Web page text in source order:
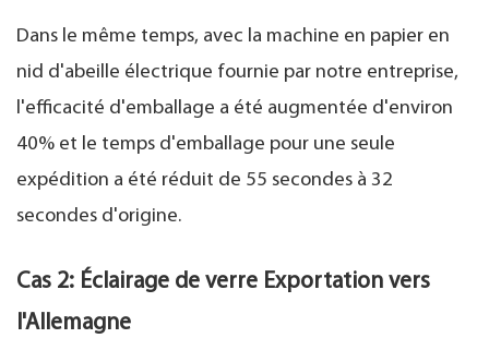
Dans le même temps, avec la machine en papier en
nid d'abeille électrique fournie par notre entreprise,
l'efficacité d'emballage a été augmentée d'environ
40% et le temps d'emballage pour une seule
expédition a été réduit de 55 secondes à 32
secondes d'origine.
Cas 2: Éclairage de verre Exportation vers
l'Allemagne